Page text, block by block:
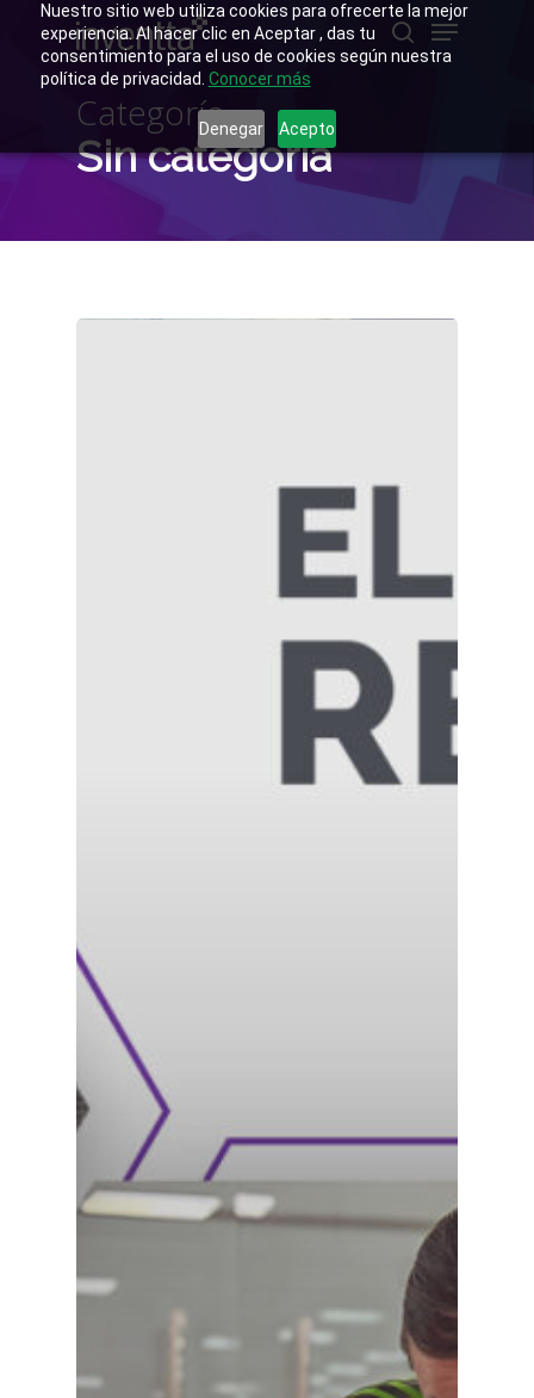
Nuestro sitio web utiliza cookies para ofrecerte la mejor
experiencia. Al hacer clic en Aceptar , das tu
consentimiento para el uso de cookies según nuestra
política de privacidad. Conocer más
Denegar Acepto
content
buscar
Menu
Categoría
Sin categoría